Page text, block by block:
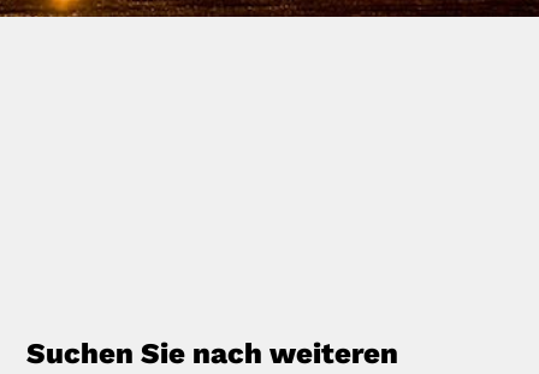
Suchen Sie nach weiteren